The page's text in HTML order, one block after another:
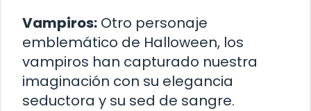
Vampiros: Otro personaje
emblemático de Halloween, los
vampiros han capturado nuestra
imaginación con su elegancia
seductora y su sed de sangre.